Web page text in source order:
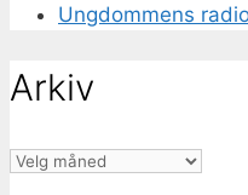
Ungdommens
Arkiv
Arkiv